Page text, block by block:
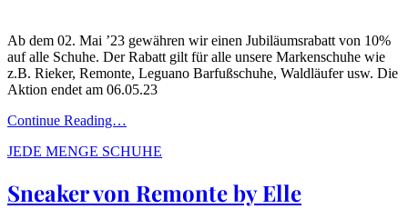
Ab dem 02. Mai ’23 gewähren wir einen Jubiläumsrabatt von 10%
auf alle Schuhe. Der Rabatt gilt für alle unsere Markenschuhe wie
z.B. Rieker, Remonte, Leguano Barfußschuhe, Waldläufer usw. Die
Aktion endet am 06.05.23
Continue Reading…
JEDE MENGE SCHUHE
Sneaker von Remonte by Elle